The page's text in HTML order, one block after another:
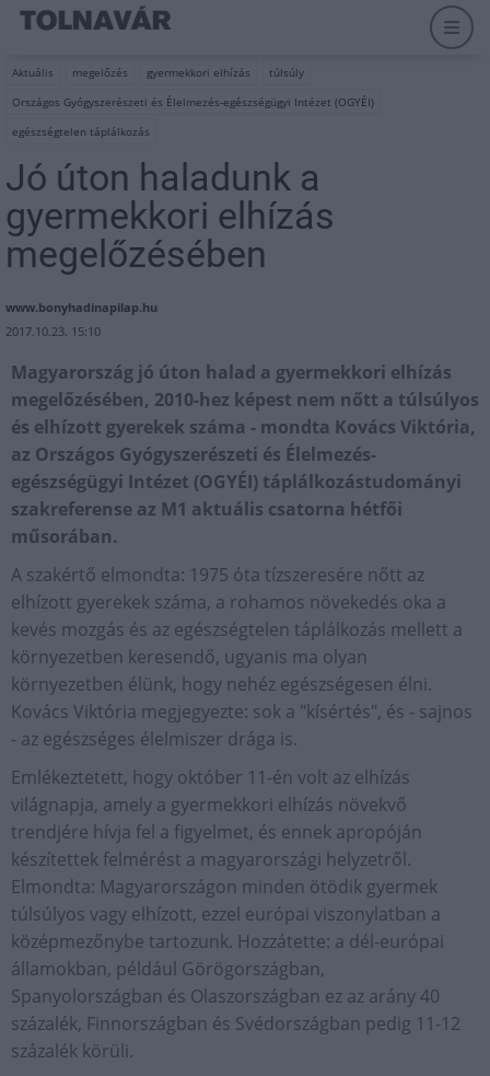
Aktuális megelőzés gyermekkori elhízás
túlsúly
Országos Gyógyszerészeti és Élelmezés-egészségügyi Intézet (OGYÉI)
egészségtelen táplálkozás
Jó úton haladunk a
gyermekkori elhízás
megelőzésében
www.bonyhadinapilap.hu
2017.10.23. 15:10
Magyarország jó úton halad a gyermekkori elhízás
megelőzésében, 2010-hez képest nem nőtt a túlsúlyos
és elhízott gyerekek száma - mondta Kovács Viktória,
az Országos Gyógyszerészeti és Élelmezés-
egészségügyi Intézet (OGYÉI) táplálkozástudományi
szakreferense az M1 aktuális csatorna hétfői
műsorában.
A szakértő elmondta: 1975 óta tízszeresére nőtt az
elhízott gyerekek száma, a rohamos növekedés oka a
kevés mozgás és az egészségtelen táplálkozás mellett a
környezetben keresendő, ugyanis ma olyan
környezetben élünk, hogy nehéz egészségesen élni.
Kovács Viktória megjegyezte: sok a "kísértés", és - sajnos
- az egészséges élelmiszer drága is.
Emlékeztetett, hogy október 11-én volt az elhízás
világnapja, amely a gyermekkori elhízás növekvő
trendjére hívja fel a figyelmet, és ennek apropóján
készítettek felmérést a magyarországi helyzetről.
Elmondta: Magyarországon minden ötödik gyermek
túlsúlyos vagy elhízott, ezzel európai viszonylatban a
középmezőnybe tartozunk. Hozzátette: a dél-európai
államokban, például Görögországban,
Spanyolországban és Olaszországban ez az arány 40
százalék, Finnországban és Svédországban pedig 11-12
százalék körüli.